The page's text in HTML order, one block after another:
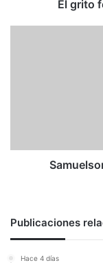
El grito
Publicaciones
Hace 4 días